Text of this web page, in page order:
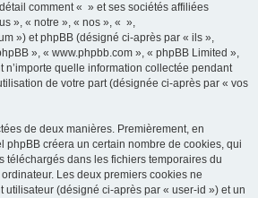
comment « » et ses sociétés affiliées
», « notre », « nos », « »,
») et phpBB (désigné ci-après par « ils »,
», « www.phpbb.com », « phpBB Limited »,
n’importe quelle information collectée pendant
de votre part (désignée ci-après par « vos
de deux manières. Premièrement, en
créera un certain nombre de cookies, qui
téléchargés dans les fichiers temporaires du
Les deux premiers cookies ne
utilisateur (désigné ci-après par « user-id ») et un